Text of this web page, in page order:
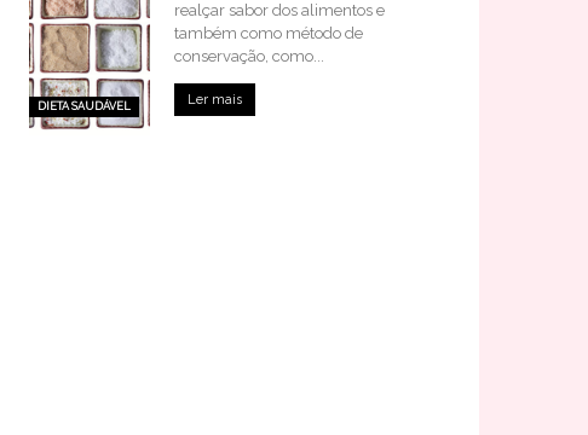
DIETA SAUDÁVEL
realçar sabor dos alimentos e
também como método de
conservação, como...
Ler mais